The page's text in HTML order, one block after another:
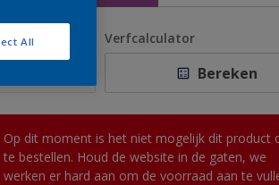
Verfcalculator
Bereken
Op dit moment is het niet mogelijk dit product
te bestellen. Houd de website in de gaten, we
werken er hard aan om de voorraad aan te
All